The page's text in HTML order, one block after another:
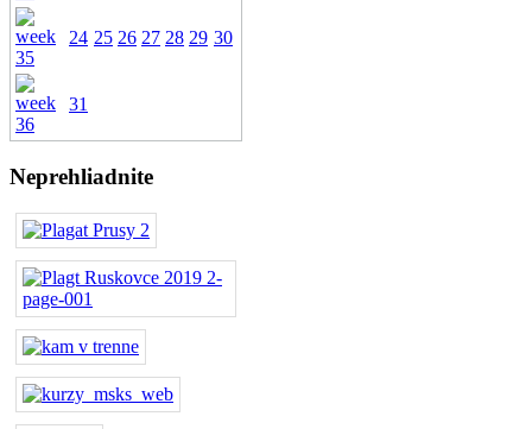
24 25 26 27 28 29 30
31
Neprehliadnite